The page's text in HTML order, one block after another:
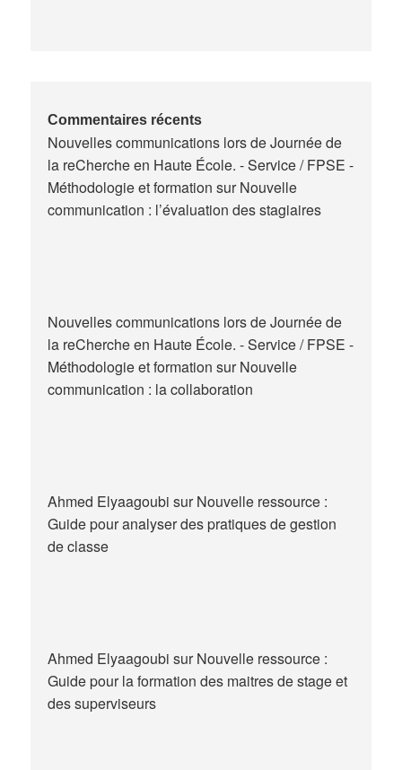
de
stage
en
Belgique
Commentaires récents
Nouvelles communications lors de Journée de
la reCherche en Haute École. - Service / FPSE -
Méthodologie et formation surNouvelle
communication : l’évaluation des stagiaires
Nouvelles communications lors de Journée de
la reCherche en Haute École. - Service / FPSE -
Méthodologie et formation surNouvelle
communication : la collaboration
Ahmed Elyaagoubi surNouvelle ressource :
Guide pour analyser des pratiques de gestion
de classe
Ahmed Elyaagoubi surNouvelle ressource :
Guide pour la formation des maitres de stage et
des superviseurs